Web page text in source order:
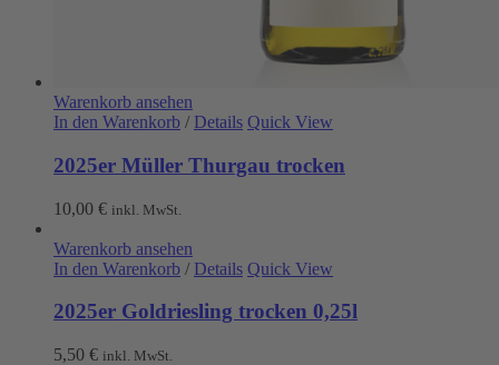
Warenkorb ansehen
In den Warenkorb / Details Quick View
2025er Müller Thurgau trocken
10,00 € inkl. MwSt.
Warenkorb ansehen
In den Warenkorb / Details Quick View
2025er Goldriesling trocken 0,25l
5,50 € inkl. MwSt.